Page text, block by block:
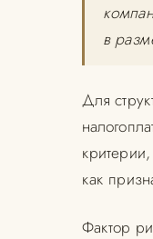
в
Для
как
Фактор